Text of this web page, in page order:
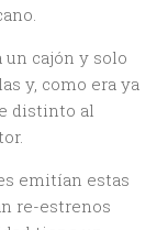
un cajón y solo
y, como era ya
distinto al
emitían estas
re-estrenos